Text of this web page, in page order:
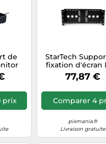
de
–
USB-
prix
StarTech
fixation d'écran
VESA universel
rack ou armoire
77,87 €
Comparer 4
pixmania.fr
Livraison gratuite